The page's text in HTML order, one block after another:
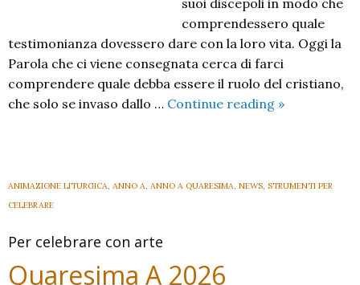
suoi discepoli in modo che
comprendessero quale
testimonianza dovessero dare con la loro vita. Oggi la
Parola che ci viene consegnata cerca di farci
comprendere quale debba essere il ruolo del cristiano,
che solo se invaso dallo … Continue reading VI
Ordinario
»
ANIMAZIONE LITURGICA, ANNO A, ANNO A QUARESIMA, NEWS, STRUMENTI PER
CELEBRARE
Per celebrare con arte
Quaresima A 2026